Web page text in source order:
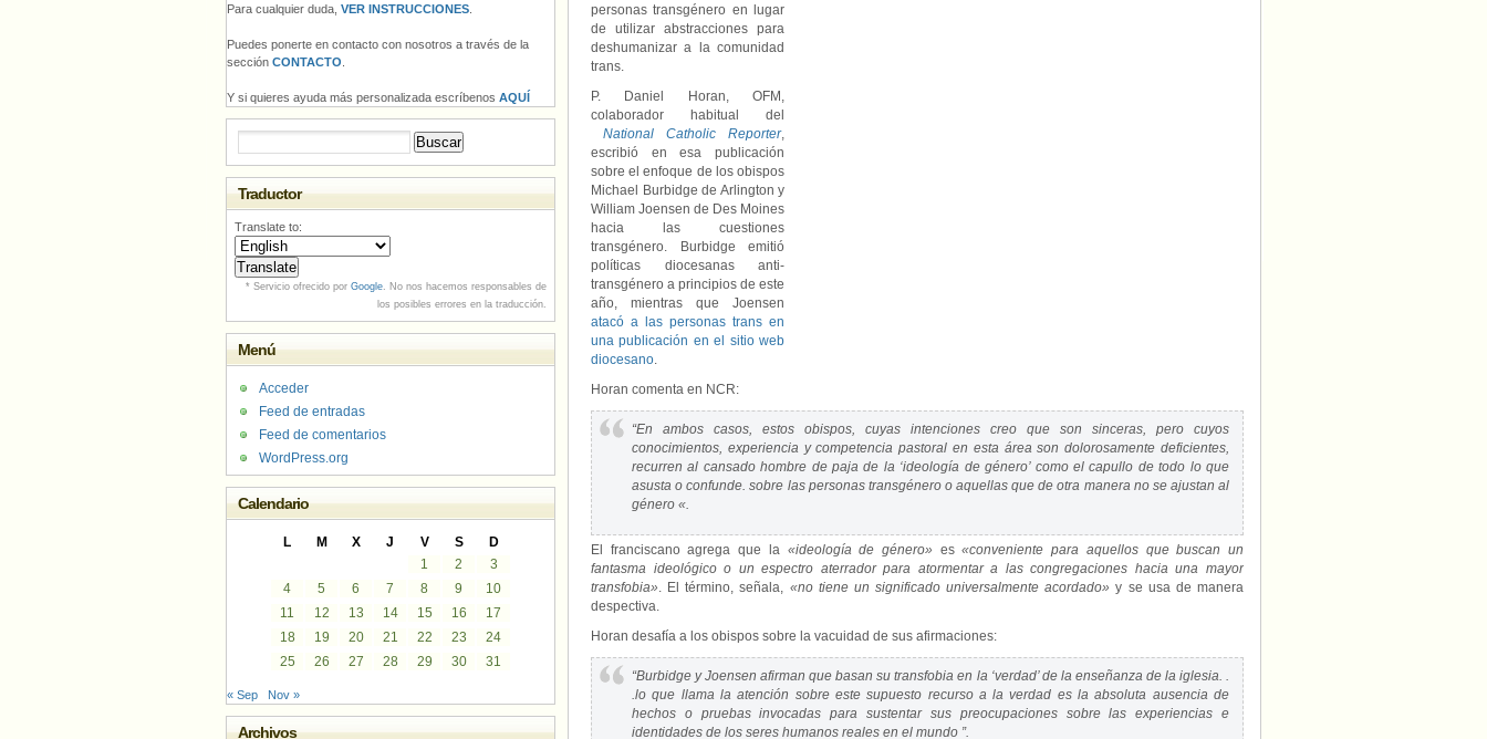
personas transgénero en lugar
de utilizar abstracciones para
deshumanizar a la comunidad
trans.
P. Daniel Horan, OFM,
colaborador habitual del
National Catholic Reporter,
escribió en esa publicación
sobre el enfoque de los obispos
Michael Burbidge de Arlington y
William Joensen de Des Moines
hacia las cuestiones
transgénero. Burbidge emitió
políticas diocesanas anti-
transgénero a principios de este
año, mientras que Joensen
atacó a las personas trans en
una publicación en el sitio web
diocesano.
Horan comenta en NCR:
“En ambos casos, estos obispos, cuyas intenciones creo que son sinceras, pero cuyos
conocimientos, experiencia y competencia pastoral en esta área son dolorosamente deficientes,
recurren al cansado hombre de paja de la ‘ideología de género’ como el capullo de todo lo que
asusta o confunde. sobre las personas transgénero o aquellas que de otra manera no se ajustan al
género «.
El franciscano agrega que la «ideología de género» es«conveniente para aquellos que buscan un
fantasma ideológico o un espectro aterrador para atormentar a las congregaciones hacia una mayor
transfobia». El término, señala, «no tiene un significado universalmente acordado» y se usa de manera
despectiva.
Horan desafía a los obispos sobre la vacuidad de sus afirmaciones:
“Burbidge y Joensen afirman que basan su transfobia en la ‘verdad’ de la enseñanza de la iglesia. .
.lo que llama la atención sobre este supuesto recurso a la verdad es la absoluta ausencia de
hechos o pruebas invocadas para sustentar sus preocupaciones sobre las experiencias e
identidades de los seres humanos reales en el mundo ”.
Para cualquier duda, VER INSTRUCCIONES
Puedes ponerte en contacto con nosotros a través de la
sección CONTACTO
Y si quieres ayuda más personalizada escríbenos AQUÍ
Traductor
Translate to:
* Servicio ofrecido por Google. No nos hacemos responsables de
los posibles errores en la traducción.
Menú
Acceder
Feed de entradas
Feed de comentarios
WordPress.org
Calendario
L M X J V S
D
1
2
3
4
5 6 7 8 9
10
11
12 13 14 15 16
17
18
19 20 21 22 23
24
25
26 27 28 29 30 31
« Sep Nov »
Archivos